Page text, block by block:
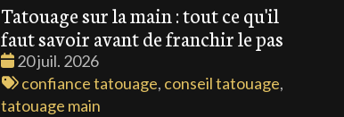
Tatouage sur la main : tout ce qu'il
faut savoir avant de franchir le pas
Date
:
20 juil. 2026
Tags
:
confiance tatouage, conseil tatouage,
tatouage main